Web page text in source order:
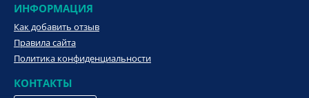
ИНФОРМАЦИЯ
Как добавить отзыв
Правила сайта
Политика конфиденциальности
КОНТАКТЫ